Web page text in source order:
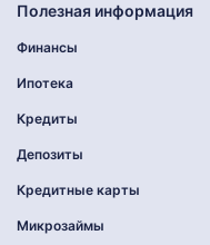
Полезная информация
Финансы
Ипотека
Кредиты
Депозиты
Кредитные карты
Микрозаймы